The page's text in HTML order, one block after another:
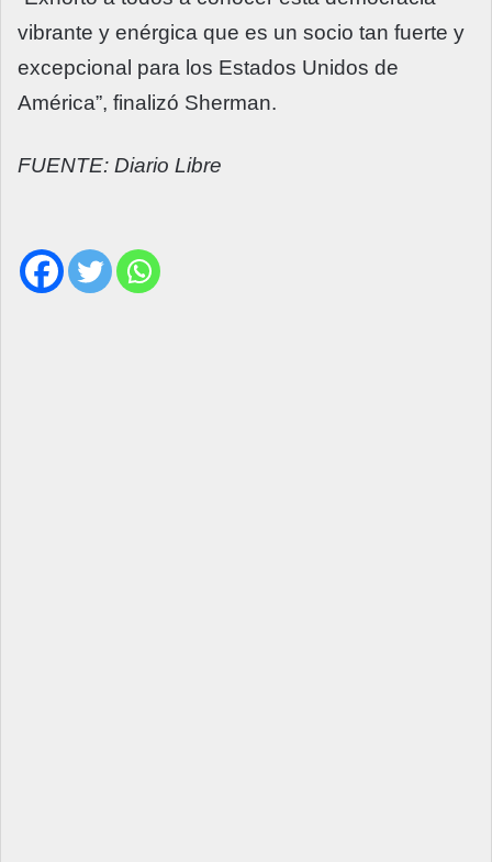
vibrante y enérgica que es un socio tan fuerte y
excepcional para los Estados Unidos de
América”, finalizó Sherman.
FUENTE: Diario Libre